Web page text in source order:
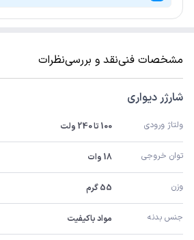
مشخصات فنینقد و بررسینظرات
شارژر دیواری
ولتاژ ورودی 100 تا 240 ولت
توان خروجی 18 وات
وزن 55 گرم
جنس بدنه مواد باکیفیت